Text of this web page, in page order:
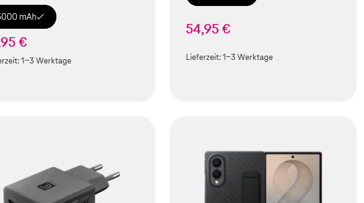
mAh
€
1-3 Werktage
54,95 €
Lieferzeit:1-3 Werktage